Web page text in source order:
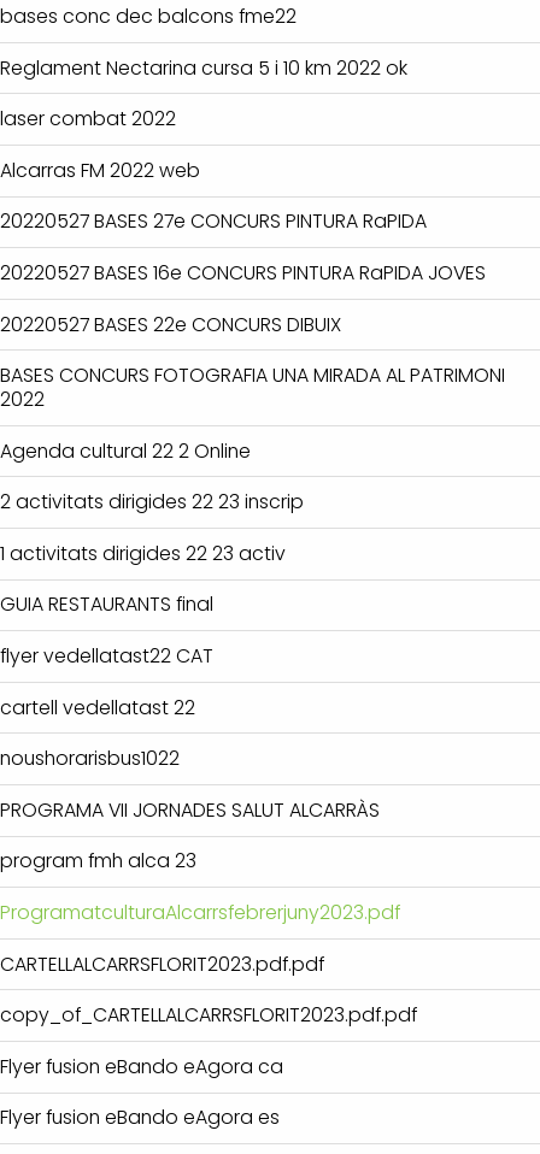
bases conc dec balcons fme22
Reglament Nectarina cursa 5 i 10 km 2022 ok
laser combat 2022
Alcarras FM 2022 web
20220527 BASES 27e CONCURS PINTURA RaPIDA
20220527 BASES 16e CONCURS PINTURA RaPIDA JOVES
20220527 BASES 22e CONCURS DIBUIX
BASES CONCURS FOTOGRAFIA UNA MIRADA AL PATRIMONI
2022
Agenda cultural 22 2 Online
2 activitats dirigides 22 23 inscrip
1 activitats dirigides 22 23 activ
GUIA RESTAURANTS final
flyer vedellatast22 CAT
cartell vedellatast 22
noushorarisbus1022
PROGRAMA VII JORNADES SALUT ALCARRÀS
program fmh alca 23
ProgramatculturaAlcarrsfebrerjuny2023.pdf
CARTELLALCARRSFLORIT2023.pdf.pdf
copy_of_CARTELLALCARRSFLORIT2023.pdf.pdf
Flyer fusion eBando eAgora ca
Flyer fusion eBando eAgora es